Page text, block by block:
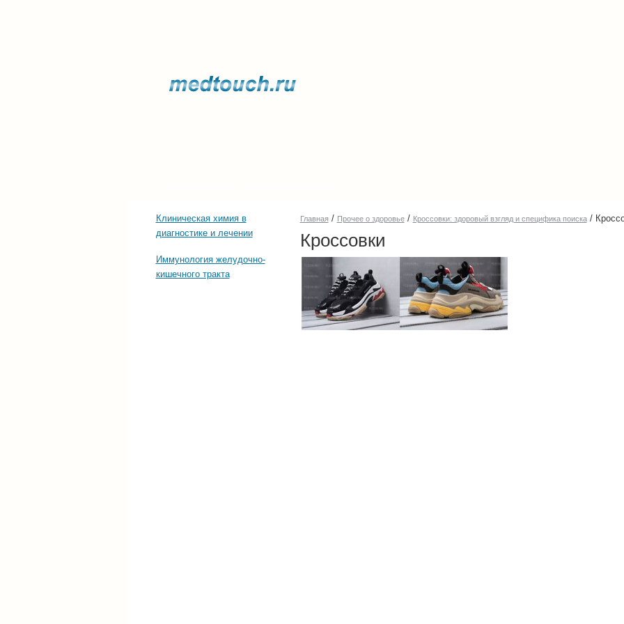
Клиническая химия в
диагностике и лечении
Иммунология желудочно-
кишечного тракта
Главная / Прочее о здоровье/ Кроссовки: здоровый взгляд и специфика поиска/
Кроссовки